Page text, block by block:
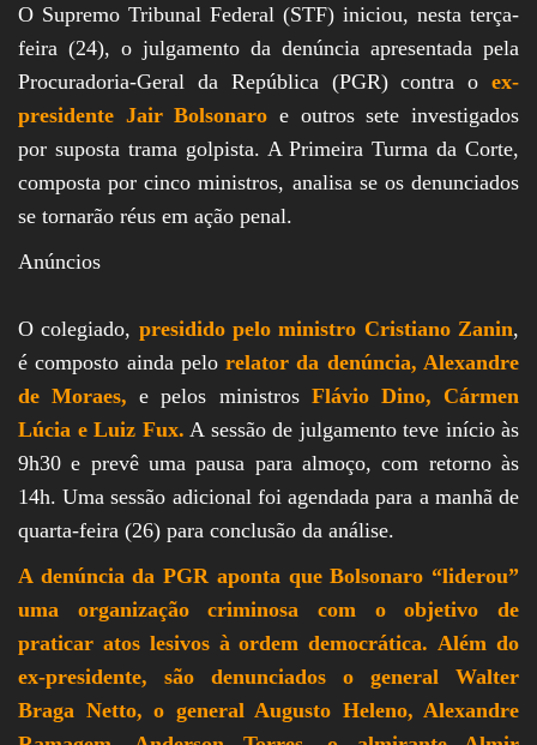
O Supremo Tribunal Federal (STF) iniciou, nesta terça-
feira (24), o julgamento da denúncia apresentada pela
Procuradoria-Geral da República (PGR) contra o ex-
presidente Jair Bolsonaro e outros sete investigados
por suposta trama golpista. A Primeira Turma da Corte,
composta por cinco ministros, analisa se os denunciados
se tornarão réus em ação penal.
Anúncios
O colegiado, presidido pelo ministro Cristiano Zanin,
é composto ainda pelorelator da denúncia, Alexandre
de Moraes, e pelos ministros Flávio Dino, Cármen
Lúcia e Luiz Fux. A sessão de julgamento teve início às
9h30 e prevê uma pausa para almoço, com retorno às
14h. Uma sessão adicional foi agendada para a manhã de
quarta-feira (26) para conclusão da análise.
A denúncia da PGR aponta que Bolsonaro “liderou”
uma organização criminosa com o objetivo de
praticar atos lesivos à ordem democrática. Além do
ex-presidente, são denunciados o general Walter
Braga Netto, o general Augusto Heleno, Alexandre